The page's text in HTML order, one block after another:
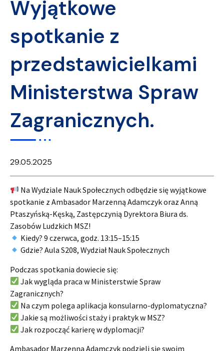
Wyjątkowe
spotkanie z
przedstawicielkami
Ministerstwa Spraw
Zagranicznych.
29.05.2025
Na Wydziale Nauk Społecznych odbędzie się wyjątkowe
spotkanie z Ambasador Marzenną Adamczyk oraz Anną
Ptaszyńską-Kęską, Zastępczynią Dyrektora Biura ds.
Zasobów Ludzkich MSZ!
Kiedy? 9 czerwca, godz. 13:15–15:15
Gdzie? Aula S208, Wydział Nauk Społecznych
Podczas spotkania dowiecie się:
Jak wygląda praca w Ministerstwie Spraw
Zagranicznych?
Na czym polega aplikacja konsularno-dyplomatyczna?
Jakie są możliwości staży i praktyk w MSZ?
Jak rozpocząć karierę w dyplomacji?
Ambasador Marzenna Adamczyk podzieli się swoim